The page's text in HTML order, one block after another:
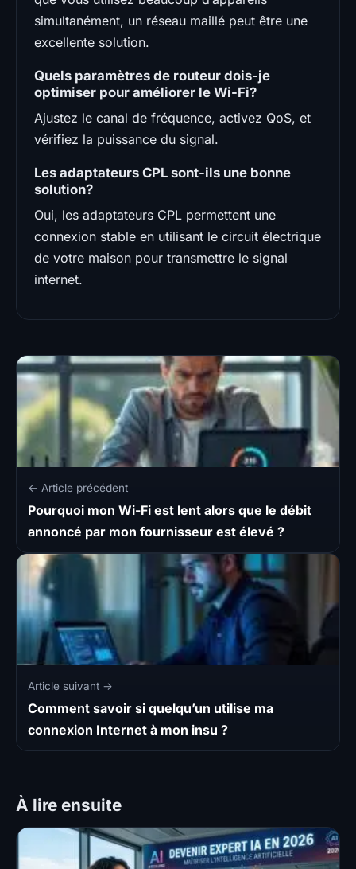
simultanément, un réseau maillé peut être une
excellente solution.
Quels paramètres de routeur dois-je
optimiser pour améliorer le Wi-Fi?
Ajustez le canal de fréquence, activez QoS, et
vérifiez la puissance du signal.
Les adaptateurs CPL sont-ils une bonne
solution?
Oui, les adaptateurs CPL permettent une
connexion stable en utilisant le circuit électrique
de votre maison pour transmettre le signal
internet.
← Article précédent
Pourquoi mon Wi-Fi est lent alors que le débit
annoncé par mon fournisseur est élevé ?
Article suivant →
Comment savoir si quelqu’un utilise ma
connexion Internet à mon insu ?
À lire ensuite